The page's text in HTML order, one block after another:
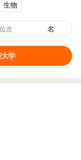
生物
名
学